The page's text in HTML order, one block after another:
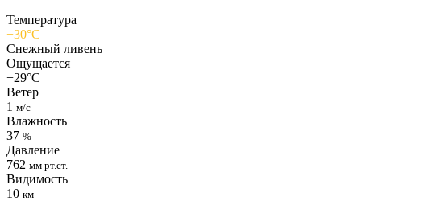
Температура
+30°C
Снежный ливень
Ощущается
+29°C
Ветер
1 м/с
Влажность
37 %
Давление
762 мм рт.ст.
Видимость
10 км